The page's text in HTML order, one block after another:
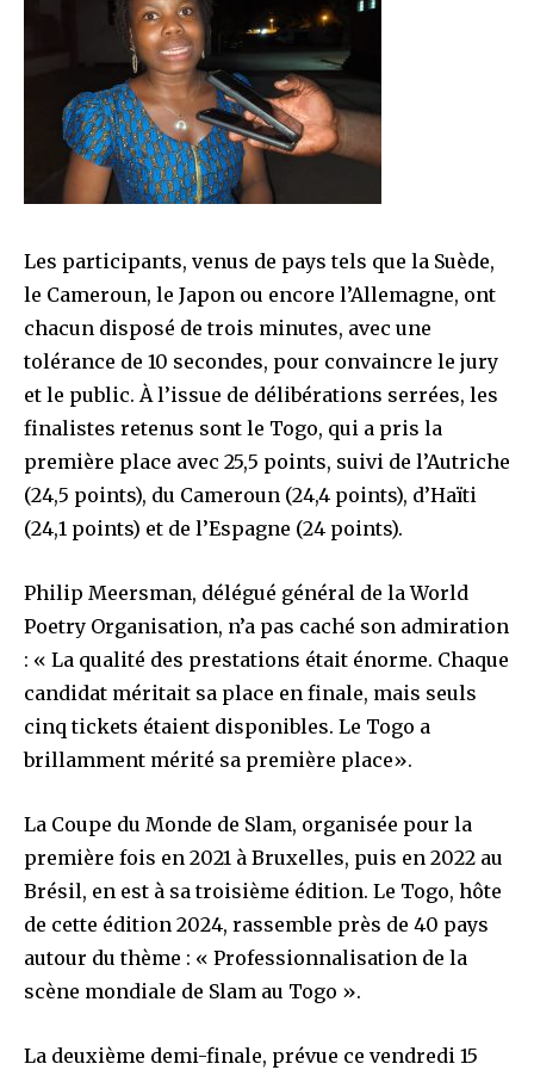
Les participants, venus de pays tels que la Suède,
le Cameroun, le Japon ou encore l’Allemagne, ont
chacun disposé de trois minutes, avec une
tolérance de 10 secondes, pour convaincre le jury
et le public. À l’issue de délibérations serrées, les
finalistes retenus sont le Togo, qui a pris la
première place avec 25,5 points, suivi de l’Autriche
(24,5 points), du Cameroun (24,4 points), d’Haïti
(24,1 points) et de l’Espagne (24 points).
Philip Meersman, délégué général de la World
Poetry Organisation, n’a pas caché son admiration
: « La qualité des prestations était énorme. Chaque
candidat méritait sa place en finale, mais seuls
cinq tickets étaient disponibles. Le Togo a
brillamment mérité sa première place».
La Coupe du Monde de Slam, organisée pour la
première fois en 2021 à Bruxelles, puis en 2022 au
Brésil, en est à sa troisième édition. Le Togo, hôte
de cette édition 2024, rassemble près de 40 pays
autour du thème : « Professionnalisation de la
scène mondiale de Slam au Togo ».
La deuxième demi-finale, prévue ce vendredi 15